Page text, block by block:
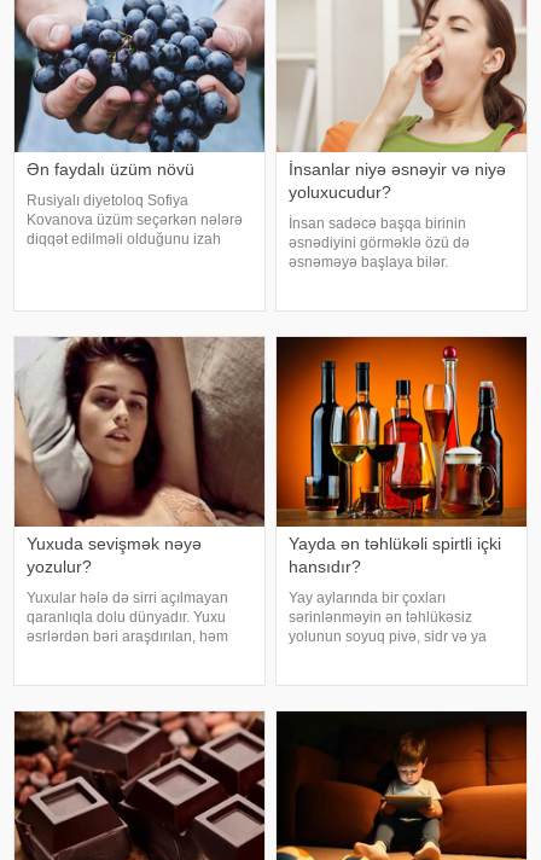
Ən faydalı üzüm növü
Rusiyalı diyetoloq Sofiya
Kovanova üzüm seçərkən nələrə
diqqət edilməli olduğunu izah
rəngdə olan üzüm sortlar
İnsanlar niyə əsnəyir və niyə
yoluxucudur?
İnsan sadəcə başqa birinin
əsnədiyini görməklə özü də
əsnəməyə başlaya bilər.
verir ki, əsnəmək insan
orqanizminin ən adi
Yuxuda sevişmək nəyə
yozulur?
Yuxular hələ də sirri açılmayan
qaranlıqla dolu dünyadır. Yuxu
əsrlərdən bəri araşdırılan, həm
rəngarəng yuxular bəzən də
cinsəlikl
Yayda ən təhlükəli spirtli içki
hansıdır?
Yay aylarında bir çoxları
sərinlənməyin ən təhlükəsiz
yolunun soyuq pivə, sidr və ya
az alkoqollu içkilər çox vaxt